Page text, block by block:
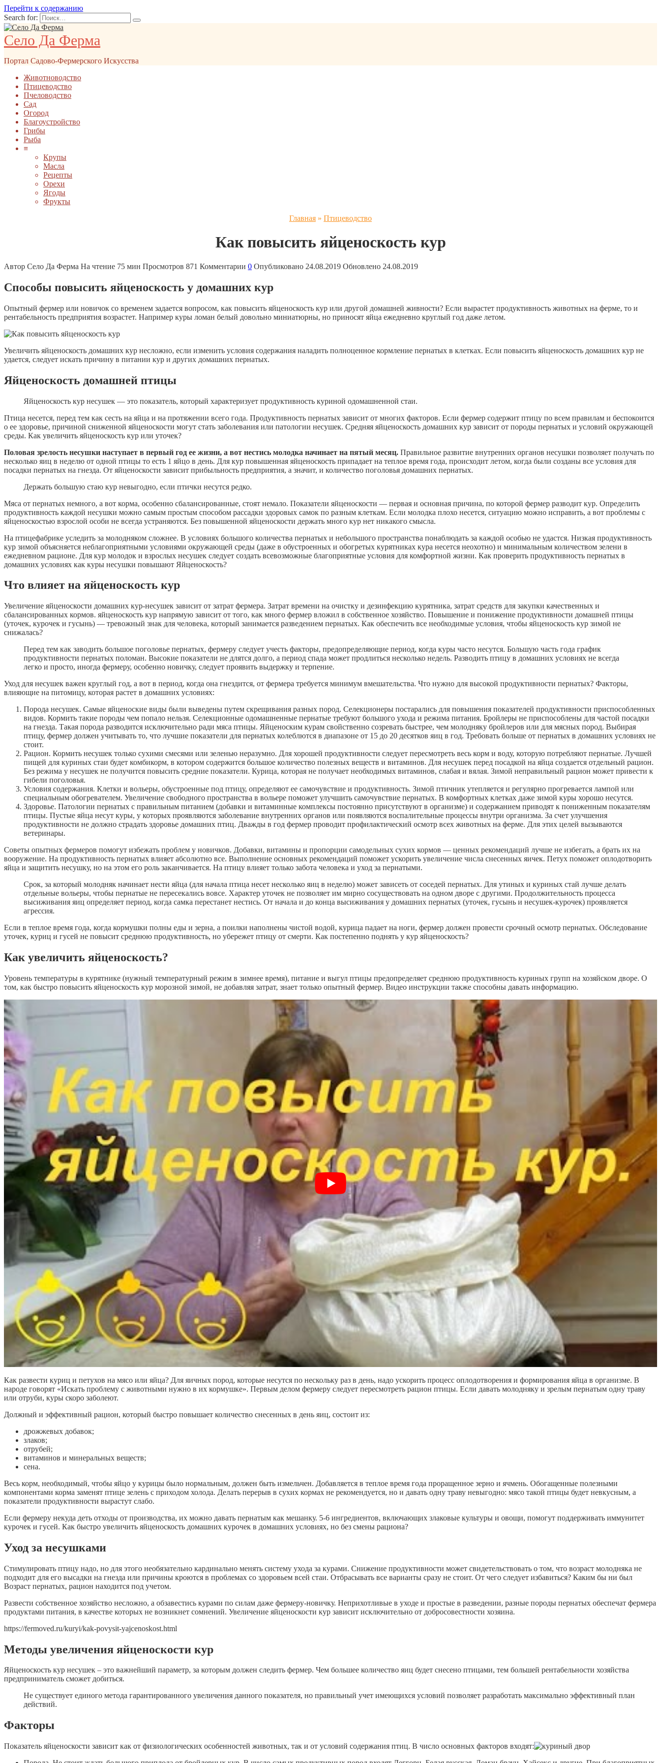
Перейти к содержанию
Search for:
Село Да Ферма
Портал Садово-Фермерского Искусства
Животноводство
Птицеводство
Пчеловодство
Сад
Огород
Благоустройство
Грибы
Рыба
≡
Крупы
Масла
Рецепты
Орехи
Ягоды
Фрукты
Главная » Птицеводство
Как повысить яйценоскость кур
Автор Село Да Ферма На чтение 75 мин Просмотров 871 Комментарии 0 Опубликовано 24.08.2019 Обновлено 24.08.2019
Способы повысить яйценоскость у домашних кур
Опытный фермер или новичок со временем задается вопросом, как повысить яйценоскость кур или другой домашней живности? Если вырастет продуктивность животных на ферме, то и
рентабельность предприятия возрастет. Например куры ломан белый довольно миниатюрны, но приносят яйца ежедневно круглый год даже летом.
Увеличить яйценоскость домашних кур несложно, если изменить условия содержания наладить полноценное кормление пернатых в клетках. Если повысить яйценоскость домашних кур не
удается, следует искать причину в питании кур и других домашних пернатых.
Яйценоскость домашней птицы
Яйценоскость кур несушек — это показатель, который характеризует продуктивность куриной одомашненной стаи.
Птица несется, перед тем как сесть на яйца и на протяжении всего года. Продуктивность пернатых зависит от многих факторов. Если фермер содержит птицу по всем правилам и беспокоится
о ее здоровье, причиной сниженной яйценоскости могут стать заболевания или патологии несушек. Средняя яйценоскость домашних кур зависит от породы пернатых и условий окружающей
среды. Как увеличить яйценоскость кур или уточек?
Половая зрелость несушки наступает в первый год ее жизни, а вот нестись молодка начинает на пятый месяц. Правильное развитие внутренних органов несушки позволяет получать по
несколько яиц в неделю от одной птицы то есть 1 яйцо в день. Для кур повышенная яйценоскость припадает на теплое время года, происходит летом, когда были созданы все условия для
посадки пернатых на гнезда. От яйценоскости зависит прибыльность предприятия, а значит, и количество поголовья домашних пернатых.
Держать большую стаю кур невыгодно, если птички несутся редко.
Мяса от пернатых немного, а вот корма, особенно сбалансированные, стоят немало. Показатели яйценоскости — первая и основная причина, по которой фермер разводит кур. Определить
продуктивность каждой несушки можно самым простым способом рассадки здоровых самок по разным клеткам. Если молодка плохо несется, ситуацию можно исправить, а вот проблемы с
яйценоскостью взрослой особи не всегда устраняются. Без повышенной яйценоскости держать много кур нет никакого смысла.
На птицефабрике уследить за молодняком сложнее. В условиях большого количества пернатых и небольшого пространства понаблюдать за каждой особью не удастся. Низкая продуктивность
кур зимой объясняется неблагоприятными условиями окружающей среды (даже в обустроенных и обогретых курятниках кура несется неохотно) и минимальным количеством зелени в
ежедневном рационе. Для кур молодок и взрослых несушек следует создать всевозможные благоприятные условия для комфортной жизни. Как проверить продуктивность пернатых в
домашних условиях как куры несушки повышают Яйценоскость?
Что влияет на яйценоскость кур
Увеличение яйценоскости домашних кур-несушек зависит от затрат фермера. Затрат времени на очистку и дезинфекцию курятника, затрат средств для закупки качественных и
сбалансированных кормов. яйценоскость кур напрямую зависит от того, как много фермер вложил в собственное хозяйство. Повышение и понижение продуктивности домашней птицы
(уточек, курочек и гусынь) — тревожный знак для человека, который занимается разведением пернатых. Как обеспечить все необходимые условия, чтобы яйценоскость кур зимой не
снижалась?
Перед тем как заводить большое поголовье пернатых, фермеру следует учесть факторы, предопределяющие период, когда куры часто несутся. Большую часть года график
продуктивности пернатых поломан. Высокие показатели не длятся долго, а период спада может продлиться несколько недель. Разводить птицу в домашних условиях не всегда
легко и просто, иногда фермеру, особенно новичку, следует проявить выдержку и терпение.
Уход для несушек важен круглый год, а вот в период, когда она гнездится, от фермера требуется минимум вмешательства. Что нужно для высокой продуктивности пернатых? Факторы,
влияющие на питомицу, которая растет в домашних условиях:
Порода несушек. Самые яйценоские виды были выведены путем скрещивания разных пород. Селекционеры постарались для повышения показателей продуктивности приспособленных
видов. Кормить такие породы чем попало нельзя. Селекционные одомашненные пернатые требуют большого ухода и режима питания. Бройлеры не приспособлены для частой посадки
на гнезда. Такая порода разводится исключительно ради мяса птицы. Яйценоским курам свойственно созревать быстрее, чем молодняку бройлеров или для мясных пород. Выбирая
птицу, фермер должен учитывать то, что лучшие показатели для пернатых колеблются в диапазоне от 15 до 20 десятков яиц в год. Требовать больше от пернатых в домашних условиях не
стоит.
Рацион. Кормить несушек только сухими смесями или зеленью неразумно. Для хорошей продуктивности следует пересмотреть весь корм и воду, которую потребляют пернатые. Лучшей
пищей для куриных стаи будет комбикорм, в котором содержится большое количество полезных веществ и витаминов. Для несушек перед посадкой на яйца создается отдельный рацион.
Без режима у несушек не получится повысить средние показатели. Курица, которая не получает необходимых витаминов, слабая и вялая. Зимой неправильный рацион может привести к
гибели поголовья.
Условия содержания. Клетки и вольеры, обустроенные под птицу, определяют ее самочувствие и продуктивность. Зимой птичник утепляется и регулярно прогревается лампой или
специальным обогревателем. Увеличение свободного пространства в вольере поможет улучшить самочувствие пернатых. В комфортных клетках даже зимой куры хорошо несутся.
Здоровье. Патологии пернатых с правильным питанием (добавки и витаминные комплексы постоянно присутствуют в организме) и содержанием приводят к пониженным показателям
птицы. Пустые яйца несут куры, у которых проявляются заболевание внутренних органов или появляются воспалительные процессы внутри организма. За счет улучшения
продуктивности не должно страдать здоровье домашних птиц. Дважды в год фермер проводит профилактический осмотр всех животных на ферме. Для этих целей вызываются
ветеринары.
Советы опытных фермеров помогут избежать проблем у новичков. Добавки, витамины и пропорции самодельных сухих кормов — ценных рекомендаций лучше не избегать, а брать их на
вооружение. На продуктивность пернатых влияет абсолютно все. Выполнение основных рекомендаций поможет ускорить увеличение числа снесенных яичек. Петух поможет оплодотворить
яйца и защитить несушку, но на этом его роль заканчивается. На птицу влияет только забота человека и уход за пернатыми.
Срок, за который молодняк начинает нести яйца (для начала птица несет несколько яиц в неделю) может зависеть от соседей пернатых. Для утиных и куриных стай лучше делать
отдельные вольеры, чтобы пернатые не пересекались вовсе. Характер уточек не позволяет им мирно сосуществовать на одном дворе с другими. Продолжительность процесса
высиживания яиц определяет период, когда самка перестанет нестись. От начала и до конца высиживания у домашних пернатых (уточек, гусынь и несушек-курочек) проявляется
агрессия.
Если в теплое время года, когда кормушки полны еды и зерна, а поилки наполнены чистой водой, курица падает на ноги, фермер должен провести срочный осмотр пернатых. Обследование
уточек, куриц и гусей не повысит среднюю продуктивность, но убережет птицу от смерти. Как постепенно поднять у кур яйценоскость?
Как увеличить яйценоскость?
Уровень температуры в курятнике (нужный температурный режим в зимнее время), питание и выгул птицы предопределяет среднюю продуктивность куриных групп на хозяйском дворе. О
том, как быстро повысить яйценоскость кур морозной зимой, не добавляя затрат, знает только опытный фермер. Видео инструкции также способны давать информацию.
Как развести куриц и петухов на мясо или яйца? Для яичных пород, которые несутся по нескольку раз в день, надо ускорить процесс оплодотворения и формирования яйца в организме. В
народе говорят «Искать проблему с животными нужно в их кормушке». Первым делом фермеру следует пересмотреть рацион птицы. Если давать молодняку и зрелым пернатым одну траву
или отруби, куры скоро заболеют.
Должный и эффективный рацион, который быстро повышает количество снесенных в день яиц, состоит из:
дрожжевых добавок;
злаков;
отрубей;
витаминов и минеральных веществ;
сена.
Весь корм, необходимый, чтобы яйцо у курицы было нормальным, должен быть измельчен. Добавляется в теплое время года проращенное зерно и ячмень. Обогащенные полезными
компонентами корма заменят птице зелень с приходом холода. Делать перерыв в сухих кормах не рекомендуется, но и давать одну траву невыгодно: мясо такой птицы будет невкусным, а
показатели продуктивности вырастут слабо.
Если фермеру некуда деть отходы от производства, их можно давать пернатым как мешанку. 5-6 ингредиентов, включающих злаковые культуры и овощи, помогут поддерживать иммунитет
курочек и гусей. Как быстро увеличить яйценоскость домашних курочек в домашних условиях, но без смены рациона?
Уход за несушками
Стимулировать птицу надо, но для этого необязательно кардинально менять систему ухода за курами. Снижение продуктивности может свидетельствовать о том, что возраст молодняка не
подходит для его высадки на гнезда или причины кроются в проблемах со здоровьем всей стаи. Отбрасывать все варианты сразу не стоит. От чего следует избавиться? Каким бы ни был
Возраст пернатых, рацион находится под учетом.
Развести собственное хозяйство несложно, а обзавестись курами по силам даже фермеру-новичку. Неприхотливые в уходе и простые в разведении, разные породы пернатых обеспечат фермера
продуктами питания, в качестве которых не возникнет сомнений. Увеличение яйценоскости кур зависит исключительно от добросовестности хозяина.
https://fermoved.ru/kuryi/kak-povysit-yajcenoskost.html
Методы увеличения яйценоскости кур
Яйценоскость кур несушек – это важнейший параметр, за которым должен следить фермер. Чем большее количество яиц будет снесено птицами, тем большей рентабельности хозяйства
предприниматель сможет добиться.
Не существует единого метода гарантированного увеличения данного показателя, но правильный учет имеющихся условий позволяет разработать максимально эффективный план
действий.
Факторы
Показатель яйценоскости зависит как от физиологических особенностей животных, так и от условий содержания птиц. В число основных факторов входят: